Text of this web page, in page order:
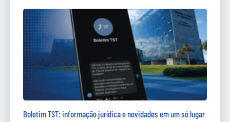
Boletim TST: informação jurídica e novidades em um só lugar